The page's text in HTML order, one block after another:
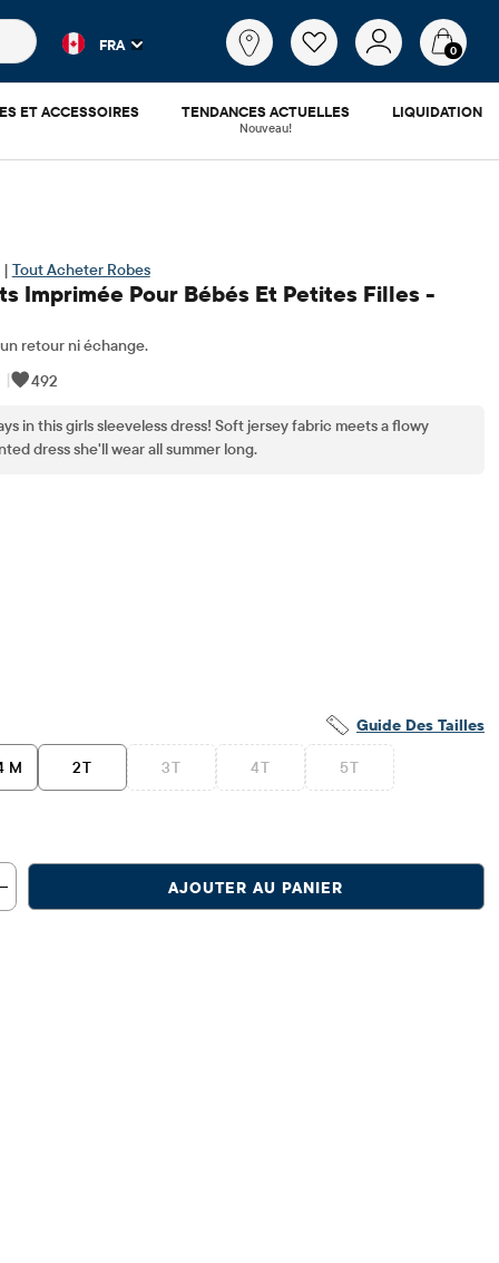
populaires et les résultats de produits au fur et à
FRA 0
ET ACCESSOIRES TENDANCES ACTUELLES
Nouveau!
LIQUIDATION
| Tout Acheter Robes
Imprimée Pour Bébés Et Petites Filles -
retour ni échange.
|
492
in this girls sleeveless dress! Soft jersey fabric meets a flowy
dress she'll wear all summer long.
Guide Des Tailles
M 2T 3T 4T 5T
AJOUTER AU PANIER